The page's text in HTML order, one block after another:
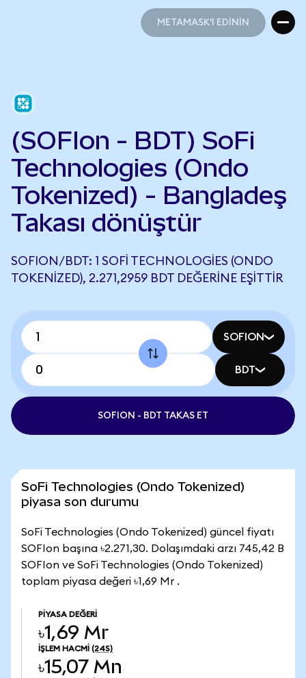
METAMASK'I EDİNİN
(SOFIon - BDT) SoFi
Technologies (Ondo
Tokenized) - Bangladeş
Takası dönüştür
SOFION/BDT: 1 SOFI TECHNOLOGIES (ONDO
TOKENIZED), 2.271,2959 BDT DEĞERINE EŞITTIR
SOFION
BDT
SOFION - BDT TAKAS ET
SoFi Technologies (Ondo Tokenized)
piyasa son durumu
SoFi Technologies (Ondo Tokenized) güncel fiyatı
SOFIon başına ৳2.271,30. Dolaşımdaki arzı 745,42 B
SOFIon ve SoFi Technologies (Ondo Tokenized)
toplam piyasa değeri ৳1,69 Mr .
PIYASA DEĞERI
৳1,69 Mr
İŞLEM HACMI (24S)
৳15,07 Mn